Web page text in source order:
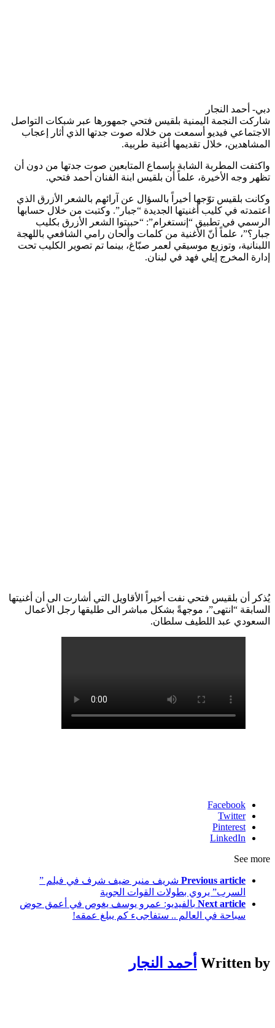
دبي- أحمد النجار
شاركت النجمة اليمنية بلقيس فتحي جمهورها عبر شبكات التواصل
الاجتماعي فيديو أسمعت من خلاله صوت جدتها الذي أثار إعجاب
المشاهدين، خلال تقديمها أغنية طربية.
واكتفت المطربة الشابة بإسماع المتابعين صوت جدتها من دون أن
تظهر وجه الأخيرة، علماً أن بلقيس ابنة الفنان أحمد فتحي.
وكانت بلقيس توّجها أخيراً بالسؤال عن آرائهم بالشعر الأزرق الذي
اعتمدته في كليب أغنيتها الجديدة “جبار”. وكتبت من خلال حسابها
الرسمي في تطبيق “إنستغرام”: “حبيتوا الشعر الأزرق بكليب
جبار؟”، علماً أنّ الأغنية من كلمات وألحان ​رامي الشافعي​ باللهجة
اللبنانية، وتوزيع موسيقي لعمر صبّاغ​، بينما تم تصوير الكليب تحت
إدارة المخرج إيلي فهد في لبنان.
يُذكر أن بلقيس فتحي نفت أخيراً الأقاويل التي أشارت الى أن أغنيتها
السابقة “انتهى”، موجهةً بشكل مباشر الى طليقها رجل الأعمال
السعودي عبد اللطيف سلطان.
Facebook
Twitter
Pinterest
LinkedIn
See more
Previous article شريف منير ضيف شرف في فيلم ”
السرب” يروي بطولات القوات الجوية
Next article بالفيديو: عمرو يوسف يغوص في أعمق حوض
سباحة في العالم .. ستفاجىء كم يبلغ عمقه!
Written by أحمد النجار